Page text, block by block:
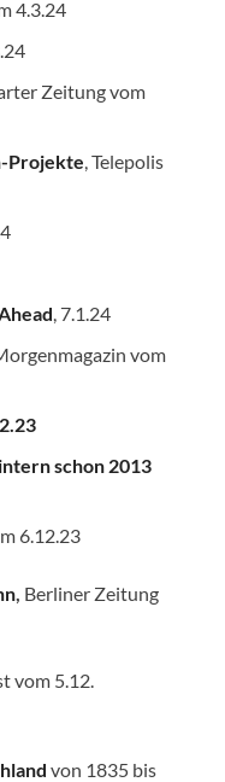
4.3.24
Zeitung vom
Projekte , Telepolis
, 7.1.24
vom
schon 2013
6.12.23
Berliner Zeitung
vom 5.12.
von 1835 bis